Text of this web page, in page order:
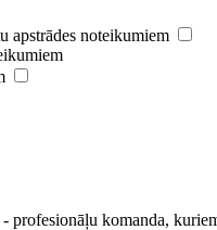
apstrādes noteikumiem
profesionāļu komanda,